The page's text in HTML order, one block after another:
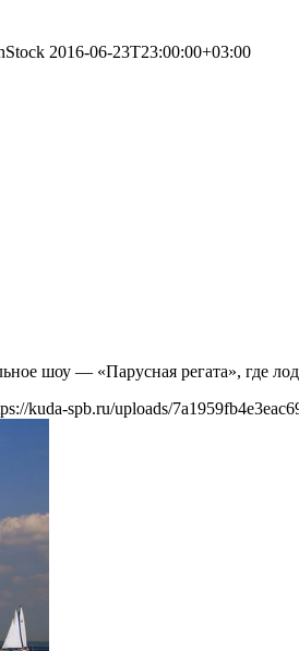
2016-06-23T23:00:00+03:00
шоу — «Парусная регата», где
kuda-spb.ru/uploads/